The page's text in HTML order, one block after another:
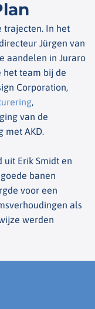
trajecten. In het
Jürgen van
aandelen in Juraro
het team bij de
Corporation,
,
van de
met AKD.
uit Erik Smidt en
banen
voor een
als
werden